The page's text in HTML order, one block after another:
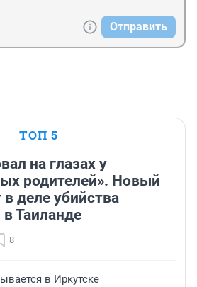
Отправить
ТОП 5
на глазах у
родителей». Новый
в деле убийства
в Таиланде
8
в Иркутске